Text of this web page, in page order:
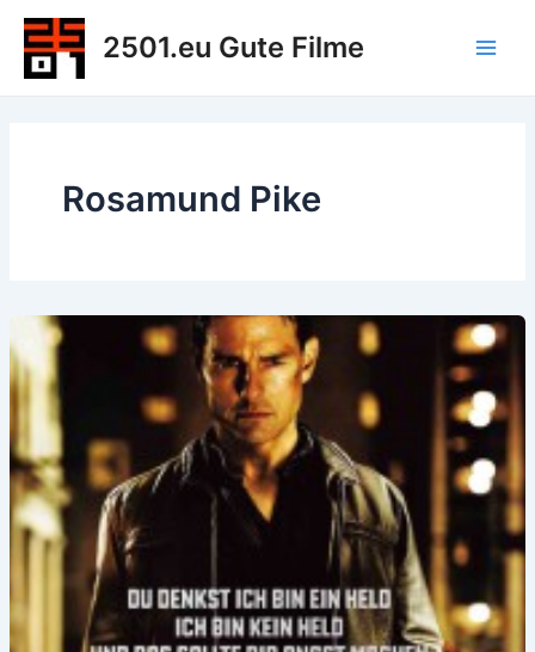
Zum
Inhalt
springen
2501.eu Gute Filme
Rosamund Pike